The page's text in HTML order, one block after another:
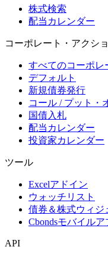
株式検索
配当カレンダー
コーポレート・アクシ
すべてのコーポレ
デフォルト
新規債券発行
コール / プット・
国債入札
配当カレンダー
投資家カレンダー
ツール
Excelアドイン
ウォッチリスト
債券＆株式ウィジ
Cbondsモバイルア
API